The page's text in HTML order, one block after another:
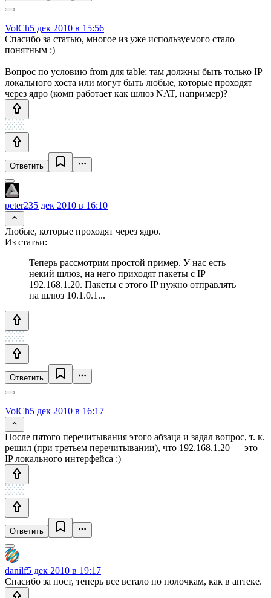
VolCh5 дек 2010 в 15:56
Спасибо за статью, многое из уже используемого стало
понятным :)
Вопрос по условию from для table: там должны быть только IP
локального хоста или могут быть любые, которые проходят
через ядро (комп работает как шлюз NAT, например)?
Ответить
peter235 дек 2010 в 16:10
Любые, которые проходят через ядро.
Из статьи:
Теперь рассмотрим простой пример. У нас есть
некий шлюз, на него приходят пакеты с IP
192.168.1.20. Пакеты с этого IP нужно отправлять
на шлюз 10.1.0.1...
Ответить
VolCh5 дек 2010 в 16:17
После пятого перечитывания этого абзаца и задал вопрос, т. к.
решил (при третьем перечитывании), что 192.168.1.20 — это
IP локального интерфейса :)
Ответить
danilf5 дек 2010 в 19:17
Спасибо за пост, теперь все встало по полочкам, как в аптеке.